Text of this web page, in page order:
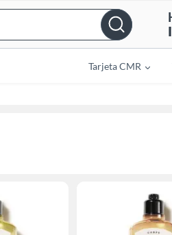
Tarjeta CMR